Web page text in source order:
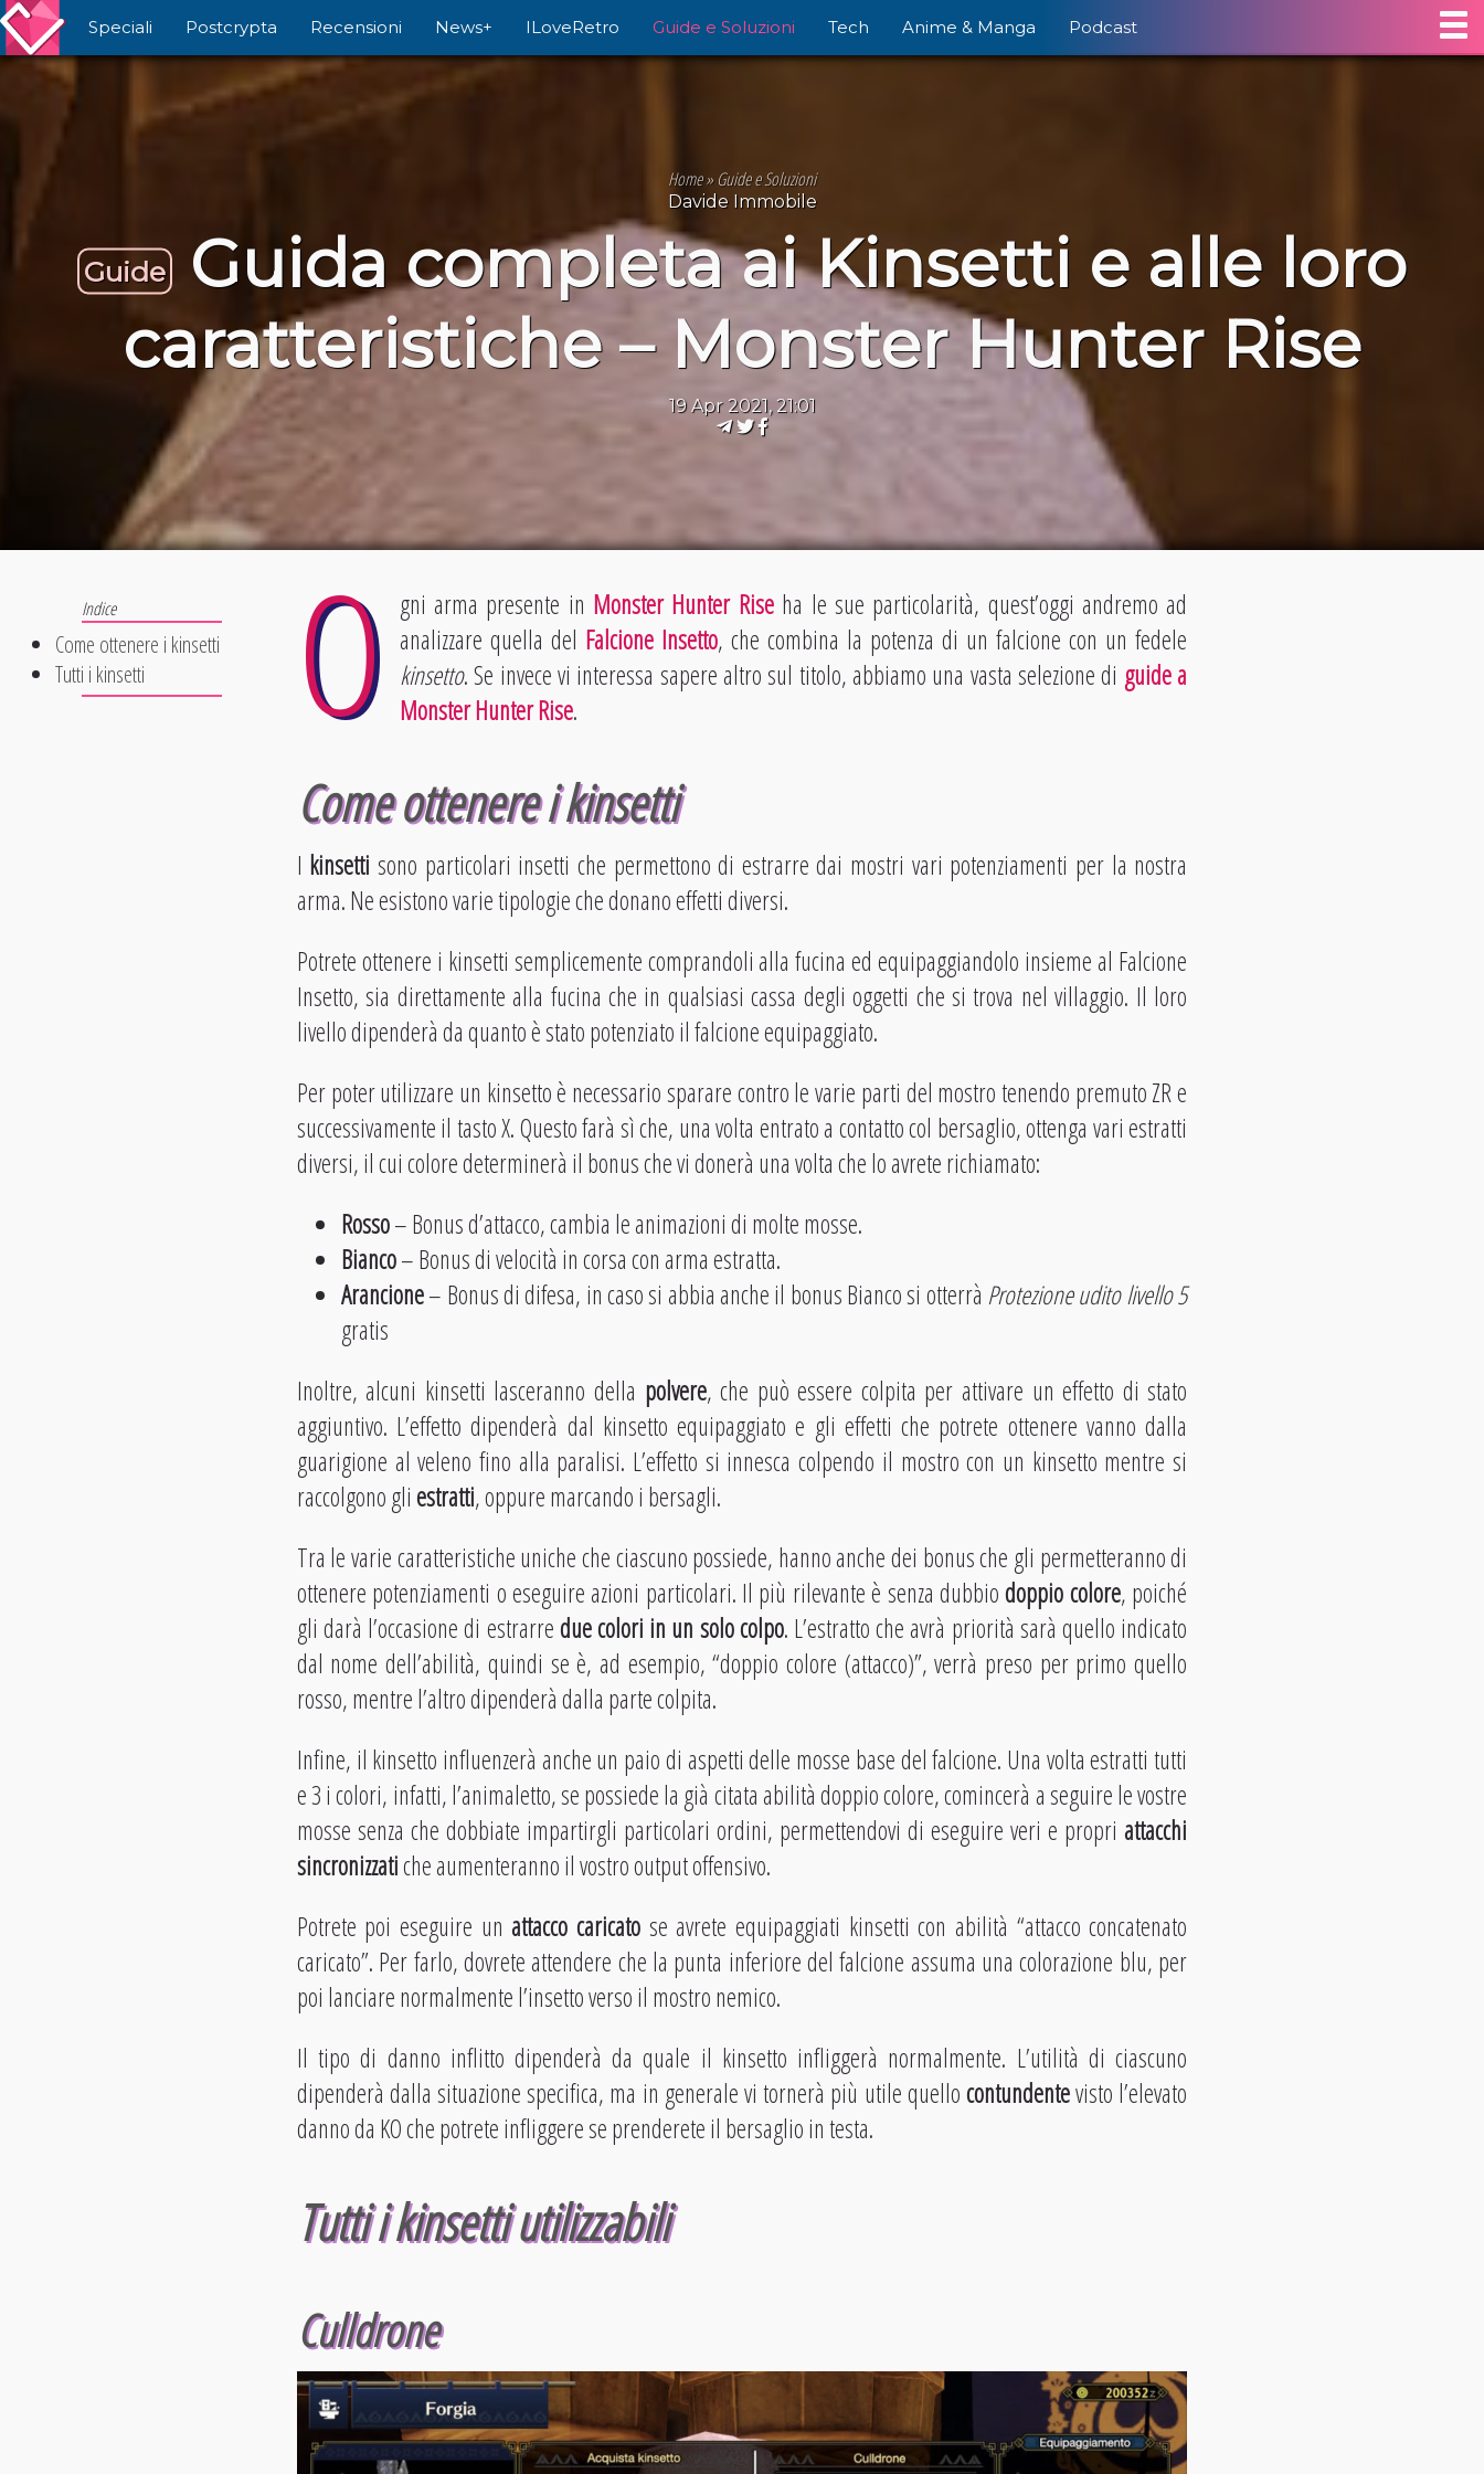
Speciali Postcrypta Recensioni News+ ILoveRetro Guide e Soluzioni Tech Anime & Manga Podcast
Home»Guide e Soluzioni
Davide Immobile
Guide
Guida completa ai Kinsetti e alle loro
caratteristiche – Monster Hunter Rise
19 Apr 2021, 21:01
O gni arma presente in Monster Hunter Riseha le sue particolarità, quest’oggi andremo ad
analizzare quella del Falcione Insetto, che combina la potenza di un falcione con un fedele
kinsetto. Se invece vi interessa sapere altro sul titolo, abbiamo una vasta selezione di guide a
Monster Hunter Rise.
Come ottenere i kinsetti
Tutti i kinsetti
Come ottenere i kinsetti
I kinsetti sono particolari insetti che permettono di estrarre dai mostri vari potenziamenti per la nostra
arma. Ne esistono varie tipologie che donano effetti diversi.
Potrete ottenere i kinsetti semplicemente comprandoli alla fucina ed equipaggiandolo insieme al Falcione
Insetto, sia direttamente alla fucina che in qualsiasi cassa degli oggetti che si trova nel villaggio. Il loro
livello dipenderà da quanto è stato potenziato il falcione equipaggiato.
Per poter utilizzare un kinsetto è necessario sparare contro le varie parti del mostro tenendo premuto ZR e
successivamente il tasto X. Questo farà sì che, una volta entrato a contatto col bersaglio, ottenga vari estratti
diversi, il cui colore determinerà il bonus che vi donerà una volta che lo avrete richiamato:
Rosso– Bonus d’attacco, cambia le animazioni di molte mosse.
Bianco– Bonus di velocità in corsa con arma estratta.
Arancione– Bonus di difesa, in caso si abbia anche il bonus Bianco si otterrà Protezione udito livello 5
gratis
Inoltre, alcuni kinsetti lasceranno della polvere, che può essere colpita per attivare un effetto di stato
aggiuntivo. L’effetto dipenderà dal kinsetto equipaggiato e gli effetti che potrete ottenere vanno dalla
guarigione al veleno fino alla paralisi. L’effetto si innesca colpendo il mostro con un kinsetto mentre si
raccolgono gliestratti, oppure marcando i bersagli.
Tra le varie caratteristiche uniche che ciascuno possiede, hanno anche dei bonus che gli permetteranno di
ottenere potenziamenti o eseguire azioni particolari. Il più rilevante è senza dubbiodoppio colore, poiché
gli darà l’occasione di estrarredue colori in un solo colpo. L’estratto che avrà priorità sarà quello indicato
dal nome dell’abilità, quindi se è, ad esempio, “doppio colore (attacco)”, verrà preso per primo quello
rosso, mentre l’altro dipenderà dalla parte colpita.
Infine, il kinsetto influenzerà anche un paio di aspetti delle mosse base del falcione. Una volta estratti tutti
e 3 i colori, infatti, l’animaletto, se possiede la già citata abilità doppio colore, comincerà a seguire le vostre
mosse senza che dobbiate impartirgli particolari ordini, permettendovi di eseguire veri e propriattacchi
sincronizzatiche aumenteranno il vostro output offensivo.
Potrete poi eseguire unattacco caricato se avrete equipaggiati kinsetti con abilità “attacco concatenato
caricato”. Per farlo, dovrete attendere che la punta inferiore del falcione assuma una colorazione blu, per
poi lanciare normalmente l’insetto verso il mostro nemico.
Il tipo di danno inflitto dipenderà da quale il kinsetto infliggerà normalmente. L’utilità di ciascuno
dipenderà dalla situazione specifica, ma in generale vi tornerà più utile quellocontundentevisto l’elevato
danno da KO che potrete infliggere se prenderete il bersaglio in testa.
Tutti i kinsetti utilizzabili
Culldrone